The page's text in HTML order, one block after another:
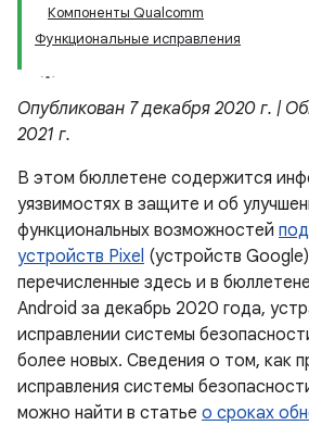
Компоненты Qualcomm
Функциональные исправления
Опубликован 7 декабря 2020 г. |
2021 г.
В этом бюллетене содержится
уязвимостях в защите и об
функциональных возможностей
устройств Pixel (устройств
перечисленные здесь и в
Android за декабрь 2020 года,
исправлении системы
более новых. Сведения о том, как
исправления системы
можно найти в статье о сроках